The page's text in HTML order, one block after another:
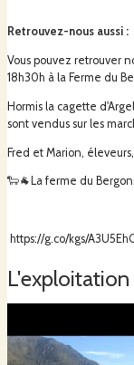
Retrouvez-nous aussi :
Vous pouvez retrouver
18h30h à la Ferme du
Hormis la cagette
sont vendus sur les
Fred et Marion,
🐑🐐La ferme du
https://g.co/kgs/
L'exploitation